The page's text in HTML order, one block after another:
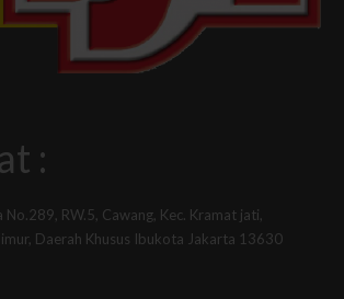
:
No.289, RW.5, Cawang, Kec. Kramat jati,
Daerah Khusus Ibukota Jakarta 13630